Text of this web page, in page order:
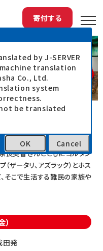
寄付する
ュール
良美智さんとともにヨルダン
ザータリ、アズラック）とホス
、そこで生活する難民の家族や
田発
by J-SERVER
translation
Co., Ltd.
system
be translated
OK Cancel